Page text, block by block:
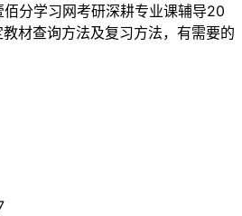
分学习网考研深耕专业课辅导20
材查询方法及复习方法，有需要的